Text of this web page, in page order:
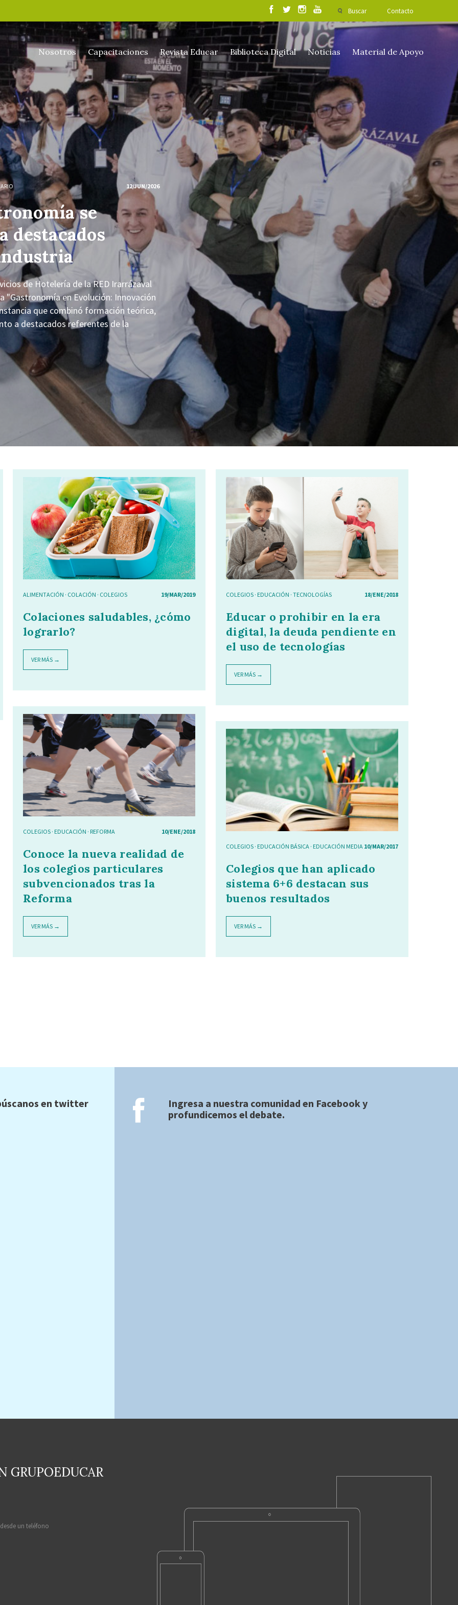
Buscar Contacto
Nosotros Capacitaciones Revista Educar Biblioteca Digital Noticias Material de Apoyo
12/JUN/2026
se
destacados
de Hotelería de la RED Irarrázaval
"Gastronomía en Evolución: Innovación
que combinó formación teórica,
a destacados referentes de la
ALIMENTACIÓN · COLACIÓN · COLEGIOS 19/MAR/2019
Colaciones saludables, ¿cómo
lograrlo?
VER MÁS →
COLEGIOS · EDUCACIÓN · TECNOLOGÍAS 18/ENE/2018
Educar o prohibir en la era
digital, la deuda pendiente en
el uso de tecnologías
VER MÁS →
COLEGIOS · EDUCACIÓN · REFORMA 10/ENE/2018
Conoce la nueva realidad de
los colegios particulares
subvencionados tras la
Reforma
VER MÁS →
COLEGIOS · EDUCACIÓN BÁSICA · EDUCACIÓN MEDIA 10/MAR/2017
Colegios que han aplicado
sistema 6+6 destacan sus
buenos resultados
VER MÁS →
en twitter
Ingresa a nuestra comunidad en Facebooky
profundicemos el debate.
GRUPOEDUCAR
un teléfono